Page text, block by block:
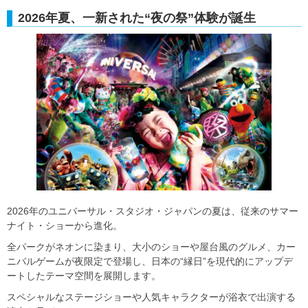
2026年夏、一新された“夜の祭”体験が誕生
2026年のユニバーサル・スタジオ・ジャパンの夏は、従来のサマー
ナイト・ショーから進化。
全パークがネオンに染まり、大小のショーや屋台風のグルメ、カー
ニバルゲームが夜限定で登場し、日本の“縁日”を現代的にアップデ
ートしたテーマ空間を展開します。
スペシャルなステージショーや人気キャラクターが浴衣で出演する